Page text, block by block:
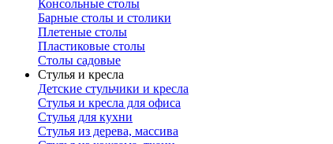
Консольные столы
Барные столы и столики
Плетеные столы
Пластиковые столы
Столы садовые
Стулья и кресла
Детские стульчики и кресла
Стулья и кресла для офиса
Стулья для кухни
Стулья из дерева, массива